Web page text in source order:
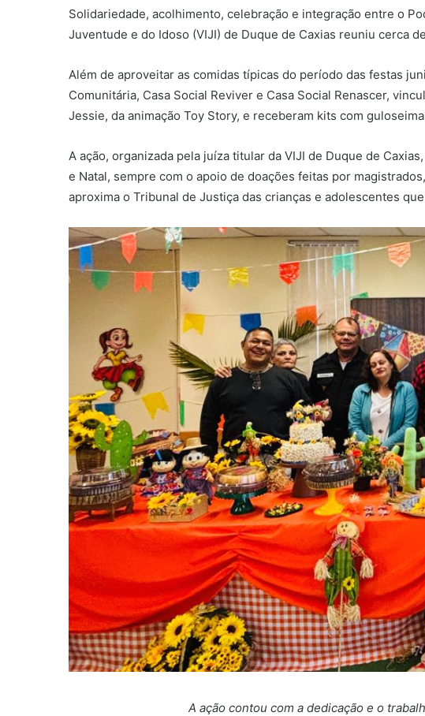
Solidariedade, acolhimento, celebração e integração entre o
Juventude e do Idoso (VIJI) de Duque de Caxias reuniu cerca
Além de aproveitar as comidas típicas do período das festas
Comunitária, Casa Social Reviver e Casa Social Renascer,
Jessie, da animação Toy Story, e receberam kits com
A ação, organizada pela juíza titular da VIJI de Duque de
e Natal, sempre com o apoio de doações feitas por
aproxima o Tribunal de Justiça das crianças e adolescentes
A ação contou com a dedicação e o trabalho da